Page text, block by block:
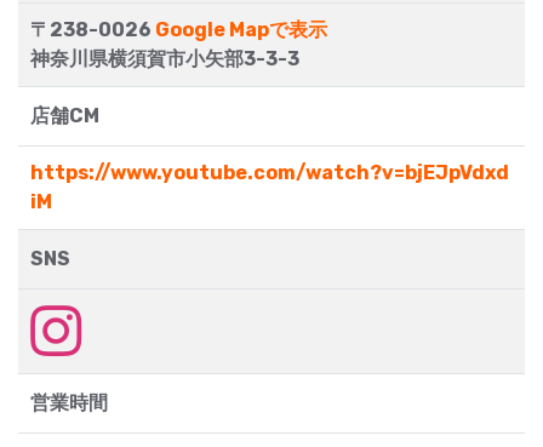
〒238-0026 Google Mapで表示
神奈川県横須賀市小矢部3-3-3
店舗CM
https://www.youtube.com/watch?v=bjEJpVdxd
iM
SNS
営業時間